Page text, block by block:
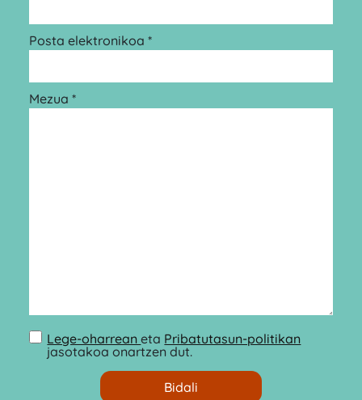
Posta elektronikoa *
Mezua *
Lege-oharreaneta Pribatutasun-politikan
jasotakoa onartzen dut.